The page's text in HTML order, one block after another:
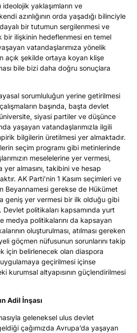
yaklaşımların ve
azınlığının orda yaşadığı bilinciyle
bir tutumun sergilenmesi ve
bir ilişkinin hedeflenmesi en temel
vatandaşlarımıza yönelik
açık şekilde ortaya koyan klişe
bile bizi daha doğru sonuçlara
sorumluluğun yerine getirilmesi
başında, başta devlet
siyasi partiler ve düşünce
yaşayan vatandaşlarımızla ilgili
bilgilerin üretilmesi yer almaktadır.
seçim programı gibi metinlerinde
meselelerine yer vermesi,
yer almasını, takibini ve hesap
AK Parti’nin 1 Kasım seçimleri ve
Beyannamesi gerekse de Hükümet
geniş yer vermesi bir ilk olduğu gibi
politikaları kapsamında yurt
medya politikalarını da kapsayan
oluşturulması, atılması gereken
göçmen nüfusunun sorunlarını takip
için belirlenecek olan diaspora
geçirilmesi içinse
kurumsal altyapısının güçlendirilmesi
Adil İnşası
geleneksel ulus devlet
çağımızda Avrupa’da yaşayan